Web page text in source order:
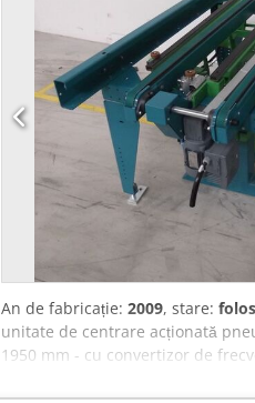
An de fabricație: 2009, stare:
unitate de centrare acționată
1950 mm - cu convertizor de
înălțime: reglabilă - dimensiuni: